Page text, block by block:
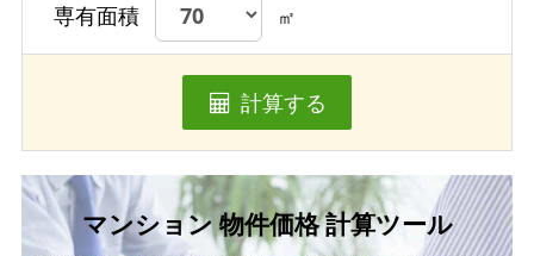
専有面積 ㎡
計算する
マンション 物件価格 計算ツール